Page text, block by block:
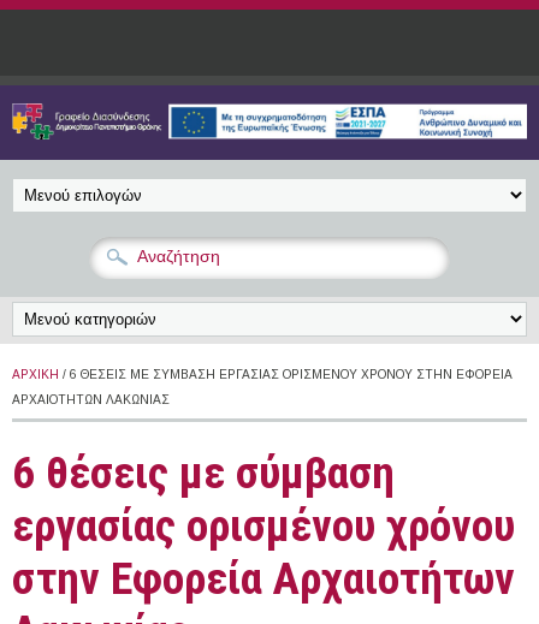
Παράκαμψη προς το κυρίως περιεχόμενο
ΑΡΧΙΚΉ / 6 ΘΈΣΕΙΣ ΜΕ ΣΎΜΒΑΣΗ ΕΡΓΑΣΊΑΣ ΟΡΙΣΜΈΝΟΥ ΧΡΌΝΟΥ ΣΤΗΝ ΕΦΟΡΕΊΑ
ΑΡΧΑΙΟΤΉΤΩΝ ΛΑΚΩΝΊΑΣ
6 θέσεις με σύμβαση
εργασίας ορισμένου χρόνου
στην Εφορεία Αρχαιοτήτων